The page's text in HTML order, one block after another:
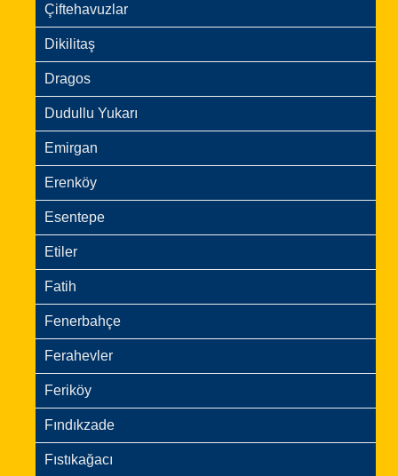
Çiftehavuzlar
Dikilitaş
Dragos
Dudullu Yukarı
Emirgan
Erenköy
Esentepe
Etiler
Fatih
Fenerbahçe
Ferahevler
Feriköy
Fındıkzade
Fıstıkağacı